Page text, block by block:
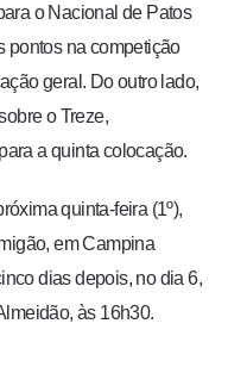
o Nacional de Patos
pontos na competição
geral. Do outro lado,
o Treze,
a quinta colocação.
quinta-feira (1º),
em Campina
dias depois, no dia 6,
às 16h30.